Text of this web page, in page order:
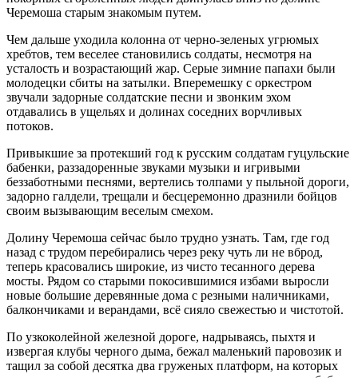
Черемоша старым знакомым путем.
Чем дальше уходила колонна от черно-зеленых угрюмых
хребтов, тем веселее становились солдаты, несмотря на
усталость и возрастающий жар. Серые зимние папахи были
молодецки сбиты на затылки. Вперемешку с оркестром
звучали задорные солдатские песни и звонким эхом
отдавались в ущельях и долинах соседних ворчливых
потоков.
Привыкшие за протекший год к русским солдатам гуцульские
бабенки, раззадоренные звуками музыки и игривыми
беззаботными песнями, вертелись толпами у пыльной дороги,
задорно галдели, трещали и бесцеремонно дразнили бойцов
своим вызывающим веселым смехом.
Долину Черемоша сейчас было трудно узнать. Там, где год
назад с трудом перебирались через реку чуть ли не вброд,
теперь красовались широкие, из чисто тесанного дерева
мосты. Рядом со старыми покосившимися избами выросли
новые большие деревянные дома с резными наличниками,
балкончиками и верандами, всё сияло свежестью и чистотой.
По узкоколейной железной дороге, надрываясь, пыхтя и
извергая клубы черного дыма, бежал маленький паровозик и
тащил за собой десятка два груженых платформ, на которых